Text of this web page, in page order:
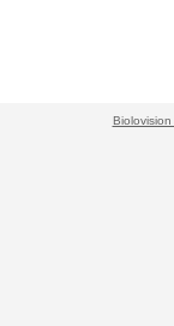
Biolovision